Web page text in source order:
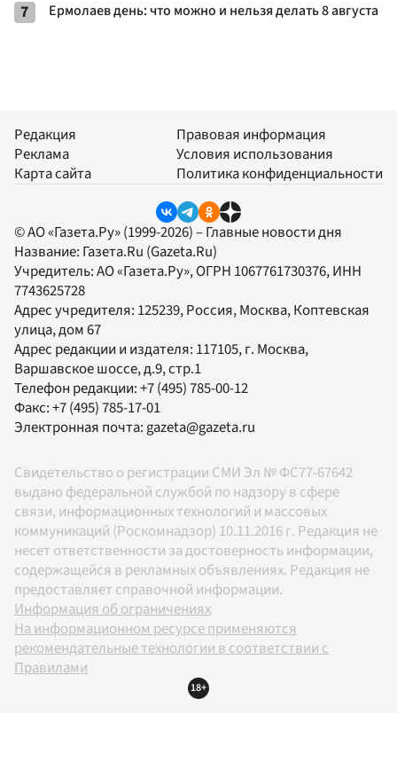
7 Ермолаев день: что можно и нельзя делать 8 августа
Редакция
Реклама
Карта сайта
Правовая информация
Условия использования
Политика конфиденциальности
© АО «Газета.Ру» (1999-2026) – Главные новости дня
Название: Газета.Ru (Gazeta.Ru)
Учредитель:АО «Газета.Ру», ОГРН 1067761730376, ИНН
7743625728
Адрес учредителя: 125239, Россия, Москва, Коптевская
улица, дом 67
Адрес редакции и издателя: 117105, г. Москва,
Варшавское шоссе, д.9, стр.1
Телефон редакции:+7 (495) 785-00-12
Факс:+7 (495) 785-17-01
Электронная почта: gazeta@gazeta.ru
Свидетельство о регистрации СМИ Эл № ФС77-67642
выдано федеральной службой по надзору в сфере
связи, информационных технологий и массовых
коммуникаций (Роскомнадзор) 10.11.2016 г. Редакция не
несет ответственности за достоверность информации,
содержащейся в рекламных объявлениях. Редакция не
предоставляет справочной информации.
Информация об ограничениях
На информационном ресурсе применяются
рекомендательные технологии в соответствии с
Правилами
18+